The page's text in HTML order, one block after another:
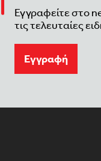
Εγγραφείτε στο
τις τελευταίες
Eγγραφή